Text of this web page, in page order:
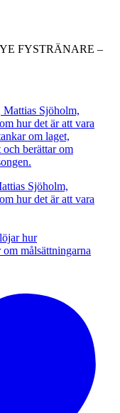
FYSTRÄNARE –
Sjöholm,
hur det är att vara
hur
målsättningarna